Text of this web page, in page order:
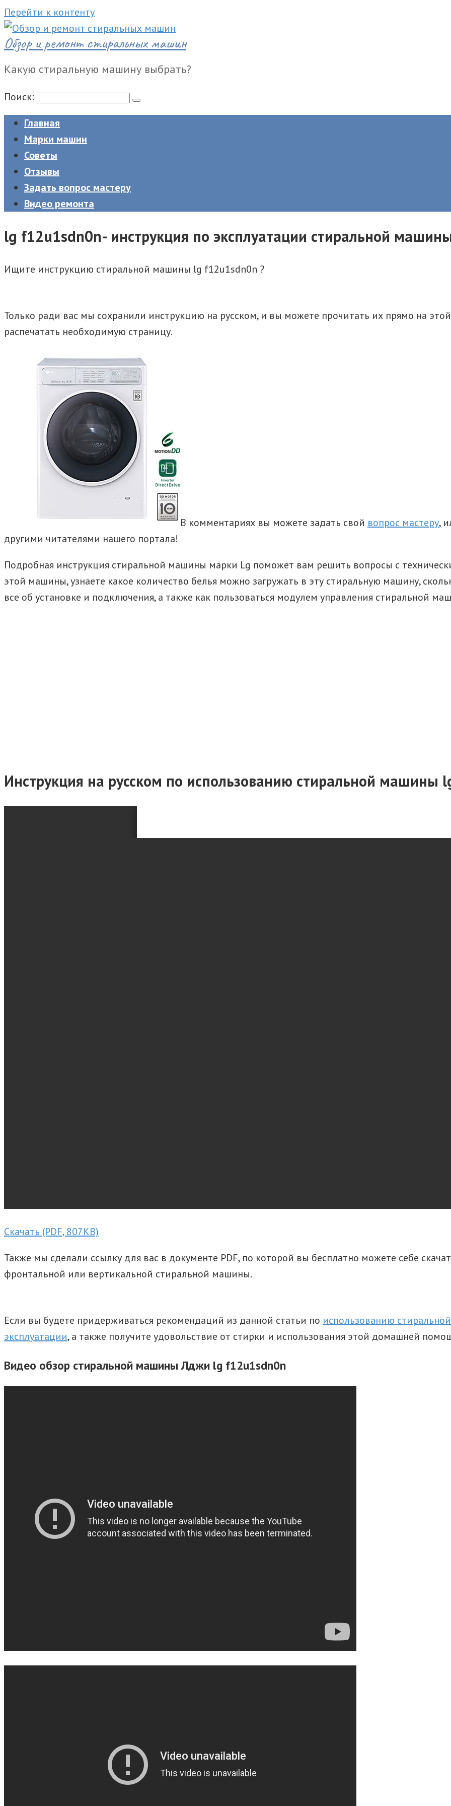
Перейти к контенту
Обзор и ремонт стиральных машин
Какую стиральную машину выбрать?
Поиск:
Главная
Марки машин
Советы
Отзывы
Задать вопрос мастеру
Видео ремонта
lg f12u1sdn0n- инструкция по эксплуатации стиральной
Ищите инструкцию стиральной машины lg f12u1sdn0n ?
Только ради вас мы сохранили инструкцию на русском, и вы можете прочитать их прямо на
распечатать необходимую страницу.
В комментариях вы можете задать свой вопрос мастеру,
другими читателями нашего портала!
Подробная инструкция стиральной машины марки Lg поможет вам решить вопросы с
этой машины, узнаете какое количество белья можно загружать в эту стиральную машину,
все об установке и подключения, а также как пользоваться модулем управления стиральной
Инструкция на русском по использованию стиральной машины
Скачать (PDF, 807KB)
Также мы сделали ссылку для вас в документе PDF, по которой вы бесплатно можете себе
фронтальной или вертикальной стиральной машины.
Если вы будете придерживаться рекомендаций из данной статьи по использованию
эксплуатации, а также получите удовольствие от стирки и использования этой домашней
Видео обзор стиральной машины Лджи lg f12u1sdn0n